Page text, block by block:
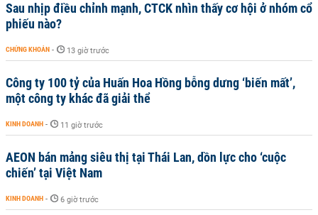
Sau nhịp điều chỉnh mạnh, CTCK nhìn thấy cơ hội ở nhóm cổ
phiếu nào?
CHỨNG KHOÁN - 13 giờ trước
Công ty 100 tỷ của Huấn Hoa Hồng bỗng dưng ‘biến mất’,
một công ty khác đã giải thể
KINH DOANH - 11 giờ trước
AEON bán mảng siêu thị tại Thái Lan, dồn lực cho ‘cuộc
chiến’ tại Việt Nam
KINH DOANH - 6 giờ trước